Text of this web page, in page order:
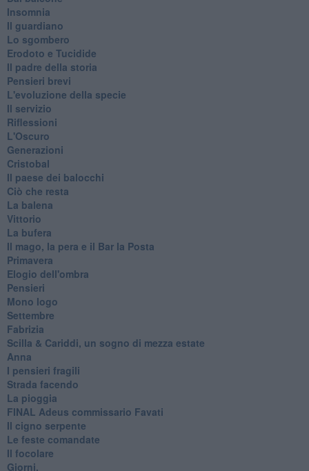
Insomnia
Il guardiano
Lo sgombero
Erodoto e Tucidide
Il padre della storia
Pensieri brevi
L'evoluzione della specie
Il servizio
Riflessioni
L'Oscuro
Generazioni
Cristobal
Il paese dei balocchi
Ciò che resta
La balena
Vittorio
La bufera
Il mago, la pera e il Bar la Posta
Primavera
Elogio dell'ombra
Pensieri
Mono logo
Settembre
Fabrizia
​Scilla & Cariddi, un sogno di mezza estate
Anna
I pensieri fragili
Strada facendo
La pioggia
FINAL Adeus commissario Favati
Il cigno serpente
Le feste comandate
Il focolare
Giorni.